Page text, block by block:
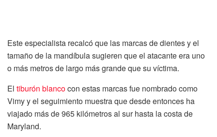
Este especialista recalcó que las marcas de dientes y el
tamaño de la mandíbula sugieren que el atacante era uno
o más metros de largo más grande que su víctima.
El tiburón blancocon estas marcas fue nombrado como
Vimy y el seguimiento muestra que desde entonces ha
viajado más de 965 kilómetros al sur hasta la costa de
Maryland.